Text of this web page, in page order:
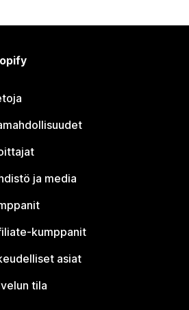
ja media
kumppanit
asiat
tila